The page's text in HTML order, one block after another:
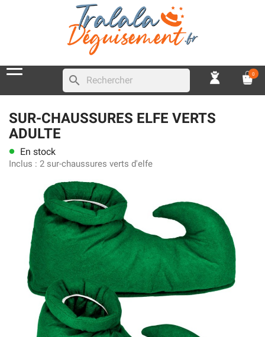
search 0
SUR-CHAUSSURES ELFE VERTS
ADULTE
lens En stock
Inclus : 2 sur-chaussures verts d'elfe